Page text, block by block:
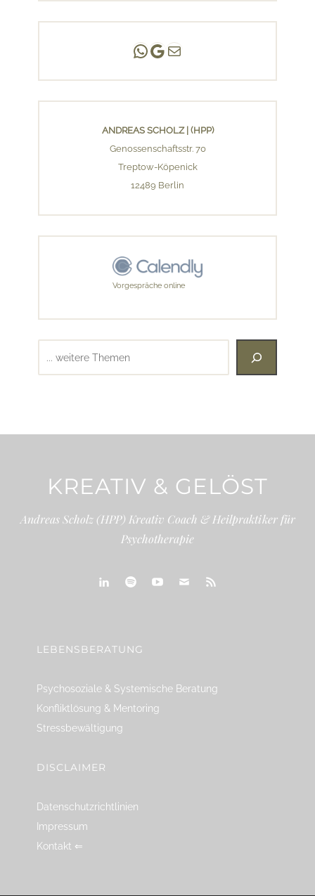
Andreas Scholz | (HPP)
Praxis Adlershof
E-Mail an mich ...
ANDREAS SCHOLZ | (HPP)
Genossenschaftsstr. 70
Treptow-Köpenick
12489 Berlin
Vorgespräche online
KREATIV & GELÖST
Andreas Scholz (HPP) Kreativ Coach & Heilpraktiker für
Psychotherapie
LEBENSBERATUNG
Psychosoziale & Systemische Beratung
Konfliktlösung & Mentoring
Stressbewältigung
DISCLAIMER
Datenschutzrichtlinien
Impressum
Kontakt ⇐